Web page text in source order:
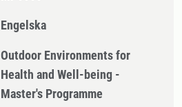
Engelska
Outdoor Environments for
Health and Well-being -
Master's Programme